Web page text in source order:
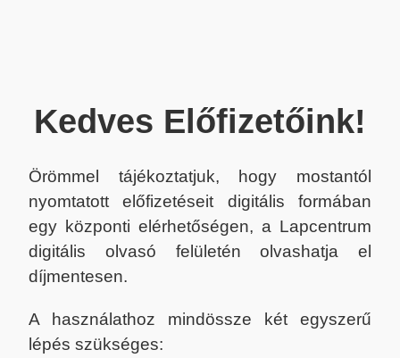
Kedves Előfizetőink!
Örömmel tájékoztatjuk, hogy mostantól
nyomtatott előfizetéseit digitális formában
egy központi elérhetőségen, a Lapcentrum
digitális olvasó felületén olvashatja el
díjmentesen.
A használathoz mindössze két egyszerű
lépés szükséges: